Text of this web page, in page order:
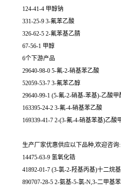
124-41-4 甲醇钠
331-25-9 3-氟苯乙酸
326-62-5 2-氟苯基乙腈
67-56-1 甲醇
6个下游产品
29640-98-0 5-氟-2-硝基苯乙酸
52059-53-7 3-氟苯乙醇
29640-99-1 (5-氟-2-硝基-苯基)-乙酸甲
163395-24-2 3-氟-4-硝基苯乙酸
169339-41-7 2-(3-氟-4-硝基苯基)乙酸
生产厂家优惠供应以下品种,欢迎咨询:
14475-63-9 氢氧化锆
41892-01-7 (3-氯-2-羟基丙基)十二烷
890707-28-5 2-氨基-5-氯-N,3-二甲基